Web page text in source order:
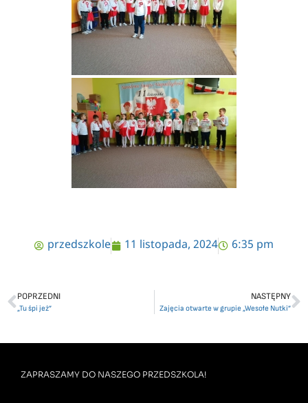
przedszkole 11 listopada, 2024 6:35 pm
POPRZEDNI
„Tu śpi jeż”
NASTĘPNY
Zajęcia otwarte w grupie „Wesołe Nutki”
ZAPRASZAMY DO NASZEGO PRZEDSZKOLA!